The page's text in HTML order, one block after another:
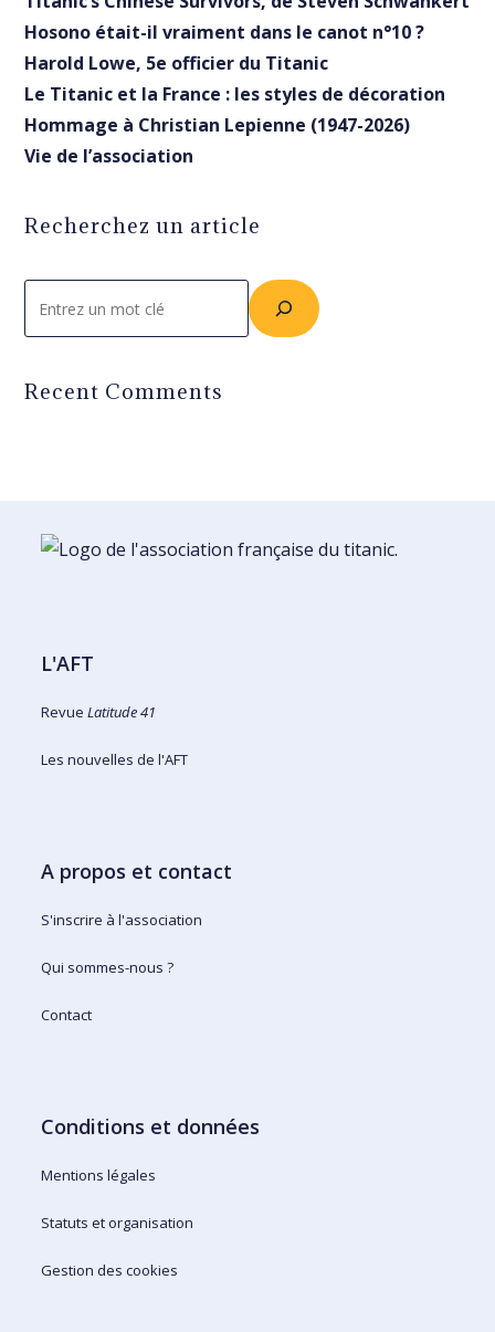
Hosono était-il vraiment dans le canot n°10 ?
Harold Lowe, 5e officier du Titanic
Le Titanic et la France : les styles de décoration
Hommage à Christian Lepienne (1947-2026)
Vie de l’association
Recherchez un article
Recent Comments
L'AFT
RevueLatitude 41
Les nouvelles de l'AFT
A propos et contact
S'inscrire à l'association
Qui sommes-nous ?
Contact
Conditions et données
Mentions légales
Statuts et organisation
Gestion des cookies